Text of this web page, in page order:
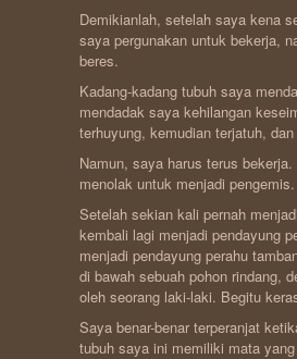
Demikianlah, setelah saya kena
saya pergunakan untuk bekerja,
beres.
Kadang-kadang tubuh saya
mendadak saya kehilangan
terhuyung, kemudian terjatuh,
Namun, saya harus terus
menolak untuk menjadi pengemis.
Setelah sekian kali pernah
kembali lagi menjadi pendayung
menjadi pendayung perahu
di bawah sebuah pohon rindang,
oleh seorang laki-laki. Begitu
Saya benar-benar terperanjat
tubuh saya ini memiliki mata